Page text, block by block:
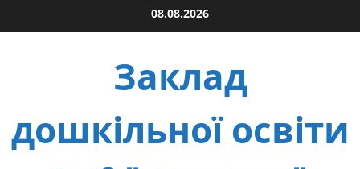
to
08.08.2026
Заклад
дошкільної освіти